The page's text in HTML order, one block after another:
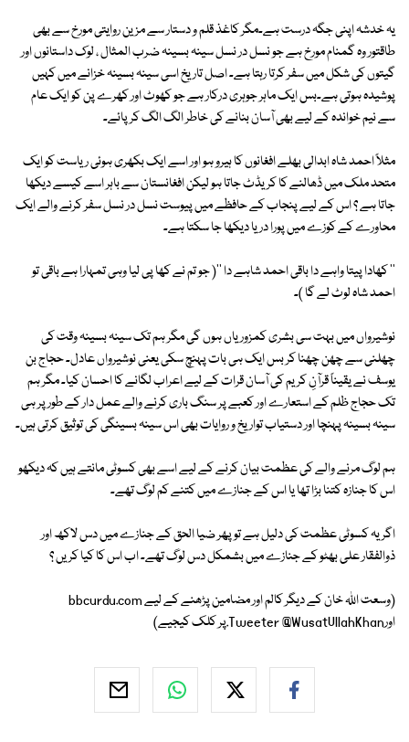
یہ خدشہ اپنی جگہ درست ہے۔مگر کاغذ قلم و دستار سے مزین روایتی مورخ سے بھی
طاقتور وہ گمنام مورخ ہے جو نسل در نسل سینہ بسینہ ضرب المثال ، لوک داستانوں اور
گیتوں کی شکل میں سفر کرتا رہتا ہے۔ اصل تاریخ اسی سینہ بسینہ خزانے میں کہیں
پوشیدہ ہوتی ہے۔بس ایک ماہر جوہری درکار ہے جو کھوٹ اور کھرے پن کو ایک عام
سے نیم خواندہ کے لیے بھی آسان بنانے کی خاطر الگ الگ کر پائے۔
مثلاً احمد شاہ ابدالی بھلے افغانوں کا ہیرو ہو اور اسے ایک بکھری ہوئی ریاست کو ایک
متحد ملک میں ڈھالنے کا کریڈٹ جاتا ہو لیکن افغانستان سے باہر اسے کیسے دیکھا
جاتا ہے ؟ اس کے لیے پنجاب کے حافظے میں پیوست نسل در نسل سفر کرنے والے ایک
محاورے کے کوزے میں پورا دریا دیکھا جا سکتا ہے۔
'' کھادا پیتا واہے دا باقی احمد شاہے دا ''( جو تم نے کھا پی لیا وہی تمہارا ہے باقی تو
احمد شاہ لوٹ لے گا )۔
نوشیرواں میں بہت سی بشری کمزوریاں ہوں گی مگر ہم تک سینہ بسینہ وقت کی
چھلنی سے چھن چھنا کر بس ایک ہی بات پہنچ سکی یعنی نوشیرواں عادل۔ حجاج بن
یوسف نے یقیناً قرآنِ کریم کی آسان قرات کے لیے اعراب لگانے کا احسان کیا۔ مگر ہم
تک حجاج ظلم کے استعارے اور کعبے پر سنگ باری کرنے والے عمل دار کے طور پر ہی
سینہ بسینہ پہنچا اور دستیاب تواریخ و روایات بھی اس سینہ بسینگی کی توثیق کرتی ہیں۔
ہم لوگ مرنے والے کی عظمت بیان کرنے کے لیے اسے بھی کسوٹی مانتے ہیں کہ دیکھو
اس کا جنازہ کتنا بڑا تھا یا اس کے جنازے میں کتنے کم لوگ تھے۔
اگر یہ کسوٹی عظمت کی دلیل ہے تو پھر ضیا الحق کے جنازے میں دس لاکھ اور
ذوالفقار علی بھٹو کے جنازے میں بشمکل دس لوگ تھے۔ اب اس کا کیا کریں ؟
(وسعت اللہ خان کے دیگر کالم اور مضامین پڑھنے کے لیے bbcurdu.com
اورTweeter @WusatUllahKhan.پر کلک کیجیے)